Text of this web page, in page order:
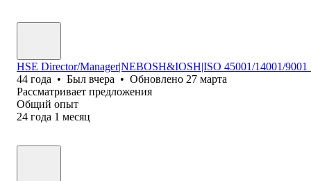
HSE Director/Manager|NEBOSH&IOSH|ISO 45001/14001/9001
44 года • Был вчера • Обновлено 27 марта
Рассматривает предложения
Общий опыт
24 года 1 месяц